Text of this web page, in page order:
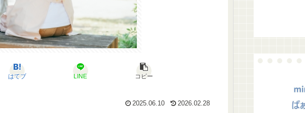
はてブ LINE コピー
2025.06.10 2026.02.28